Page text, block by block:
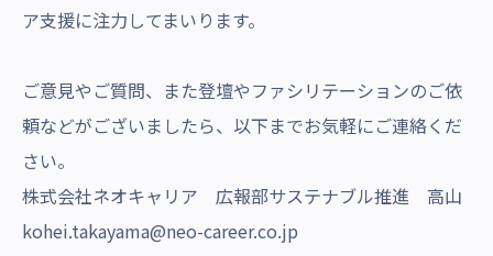
ア支援に注力してまいります。
ご意見やご質問、また登壇やファシリテーションのご依
頼などがございましたら、以下までお気軽にご連絡くだ
さい。
株式会社ネオキャリア 広報部サステナブル推進 高山
kohei.takayama@neo-career.co.jp